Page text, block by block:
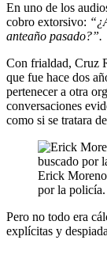
En uno de los
cobro extorsivo:
anteaño pasado?”.
Con frialdad, Cruz
que fue hace dos
pertenecer a otra
conversaciones
como si se tratara
Erick
por la
Pero no todo era
explícitas y